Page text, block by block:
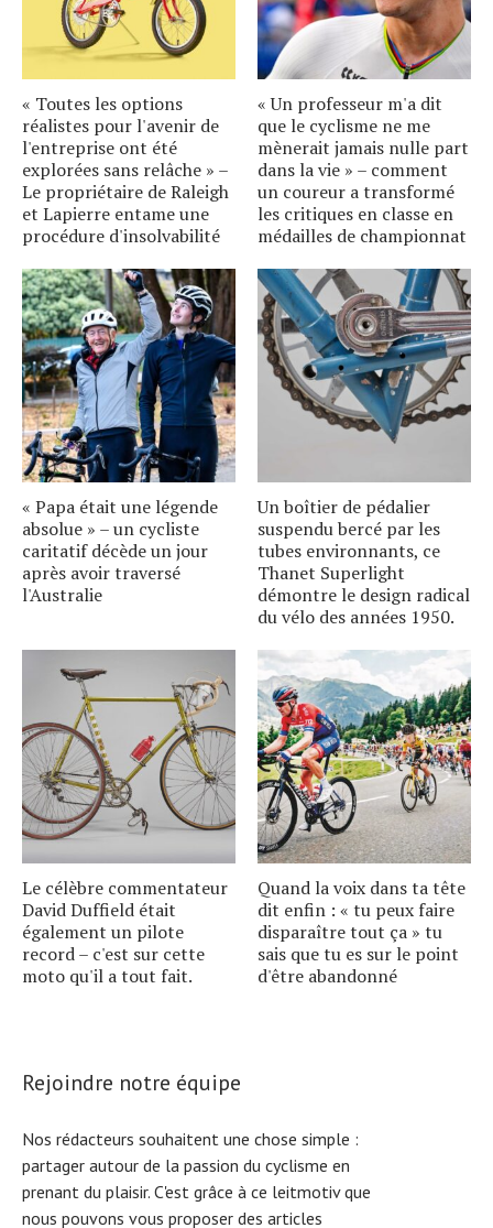
« Toutes les options
réalistes pour l'avenir de
l'entreprise ont été
explorées sans relâche » –
Le propriétaire de Raleigh
et Lapierre entame une
procédure d'insolvabilité
« Un professeur m'a dit
que le cyclisme ne me
mènerait jamais nulle part
dans la vie » – comment
un coureur a transformé
les critiques en classe en
médailles de championnat
« Papa était une légende
absolue » – un cycliste
caritatif décède un jour
après avoir traversé
l'Australie
Un boîtier de pédalier
suspendu bercé par les
tubes environnants, ce
Thanet Superlight
démontre le design radical
du vélo des années 1950.
Le célèbre commentateur
David Duffield était
également un pilote
record – c'est sur cette
moto qu'il a tout fait.
Quand la voix dans ta tête
dit enfin : « tu peux faire
disparaître tout ça » tu
sais que tu es sur le point
d'être abandonné
Rejoindre notre équipe
Nos rédacteurs souhaitent une chose simple :
partager autour de la passion du cyclisme en
prenant du plaisir. C'est grâce à ce leitmotiv que
nous pouvons vous proposer des articles